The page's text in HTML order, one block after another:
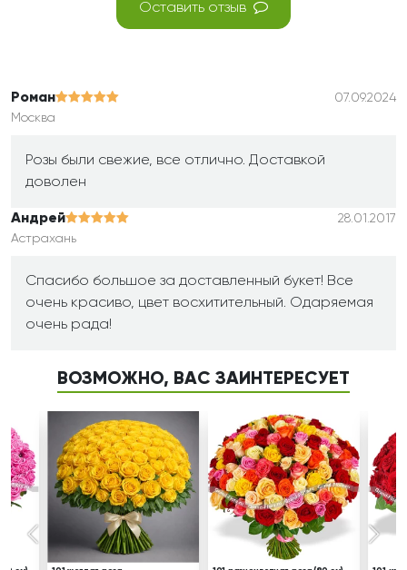
Оставить отзыв
Роман
07.09.2024
Москва
Розы были свежие, все отлично. Доставкой
доволен
Андрей
28.01.2017
Астрахань
Спасибо большое за доставленный букет! Все
очень красиво, цвет восхитительный. Одаряемая
очень рада!
ВОЗМОЖНО, ВАС ЗАИНТЕРЕСУЕТ